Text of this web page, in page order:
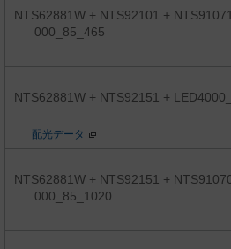
NTS62881W + NTS92101 +
000_85_465
NTS62881W + NTS92151 +
配光データ
NTS62881W + NTS92151 +
000_85_1020